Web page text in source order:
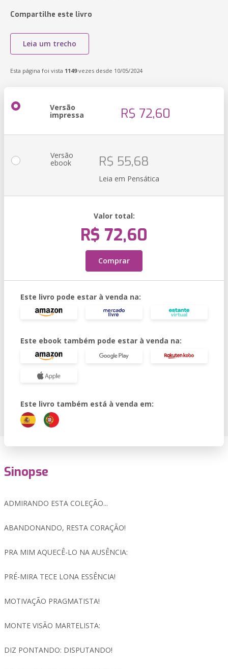
Compartilhe este livro
Leia um trecho
Esta página foi vista 1149vezes desde 10/05/2024
Versão
impressa R$ 72,60
Versão
ebook R$ 55,68
Leia em Pensática
Valor total:
R$ 72,60
Comprar
Este livro pode estar à venda na:
Este ebook também pode estar à venda na:
Este livro também está à venda em:
Sinopse
ADMIRANDO ESTA COLEÇÃO...
ABANDONANDO, RESTA CORAÇÃO!
PRA MIM AQUECÊ-LO NA AUSÊNCIA:
PRÉ-MIRA TECE LONA ESSÊNCIA!
MOTIVAÇÃO PRAGMATISTA!
MONTE VISÃO MARTELISTA:
DIZ PONTANDO: DISPUTANDO!